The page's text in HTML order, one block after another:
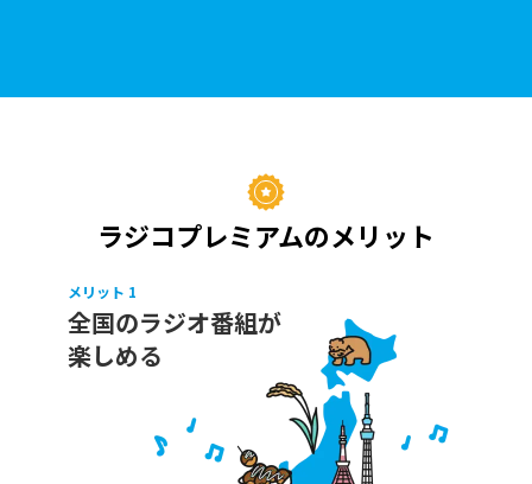
ラジコプレミアムのメリット
メリット 1
全国のラジオ番組が
楽しめる